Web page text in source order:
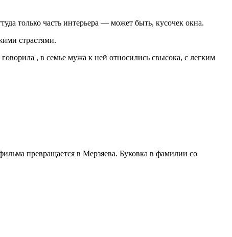
только часть интерьера — может быть, кусочек окна.
страстями.
, в семье мужа к ней относились свысока, с легким
превращается в Мерзяева. Буковка в фамилии со